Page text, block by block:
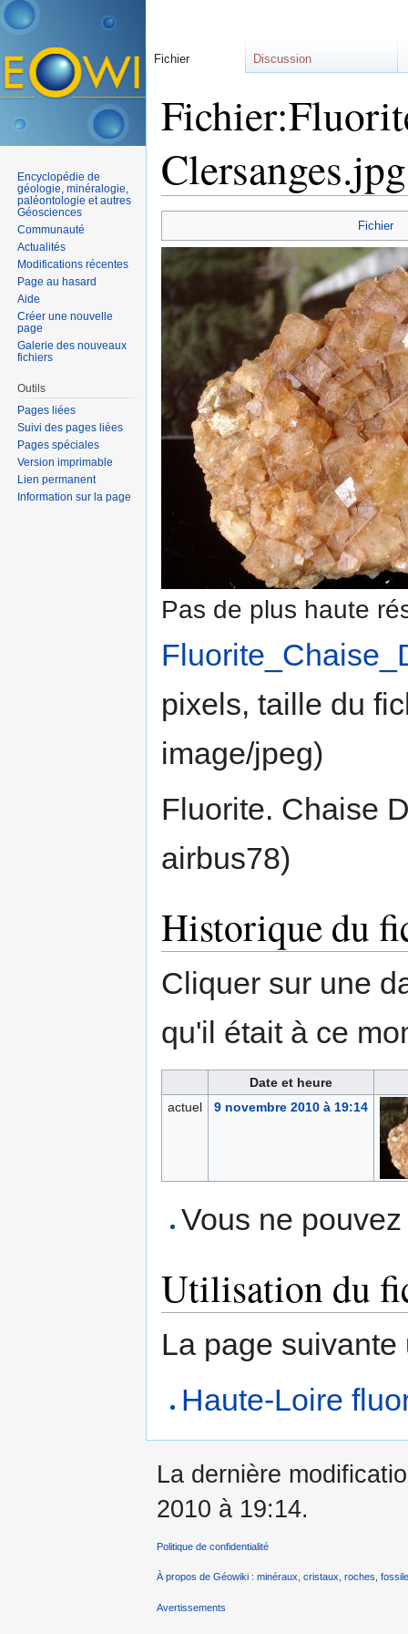
Clersanges.jpg
Fichier
Pas de plus haute
pixels, taille du
image/jpeg)
Fluorite. Chaise
airbus78)
Historique du
Cliquer sur une
qu'il était à ce
Date et heure
actuel
9 novembre 2010 à 19:14
Vous ne
Utilisation du
La page
Haute-Loire
Fichier Discussion
Encyclopédie de
géologie, minéralogie,
paléontologie et autres
Géosciences
Communauté
Actualités
Modifications récentes
Page au hasard
Aide
Créer une nouvelle
page
Galerie des nouveaux
fichiers
Outils
Pages liées
Suivi des pages liées
Pages spéciales
Version imprimable
Lien permanent
Information sur la page
La dernière
2010 à 19:14.
Politique de confidentialité
À propos de Géowiki : minéraux, cristaux, roches,
Avertissements